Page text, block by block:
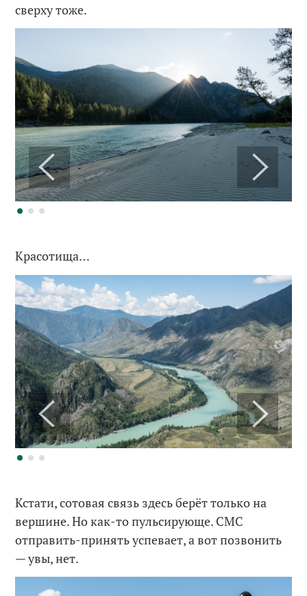
сверху тоже.
Красотища…
Кстати, сотовая связь здесь берёт только на
вершине. Но как-то пульсирующе. СМС
отправить-принять успевает, а вот позвонить
— увы, нет.